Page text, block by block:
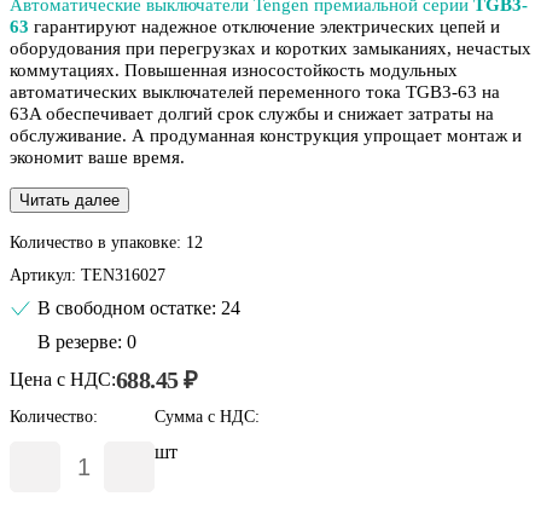
Автоматические выключатели Tengen премиальной серии TGB3-
63 гарантируют надежное отключение электрических цепей и
оборудования при перегрузках и коротких замыканиях, нечастых
коммутациях. Повышенная износостойкость модульных
автоматических выключателей переменного тока TGB3-63 на
63A обеспечивает долгий срок службы и снижает затраты на
обслуживание. А продуманная конструкция упрощает монтаж и
экономит ваше время.
Читать далее
Количество в упаковке: 12
Артикул: TEN316027
В свободном остатке: 24
В резерве: 0
Цена с НДС:688.45 ₽
Количество: Сумма с НДС:
шт